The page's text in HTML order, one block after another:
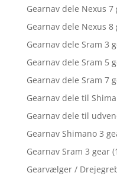
Gearnav dele Nexus 7
Gearnav dele Nexus 8
Gearnav dele Sram 3
Gearnav dele Sram 5
Gearnav dele Sram 7
Gearnav dele til
Gearnav dele til
Gearnav Shimano 3
Gearnav Sram 3 gear
Gearvælger /